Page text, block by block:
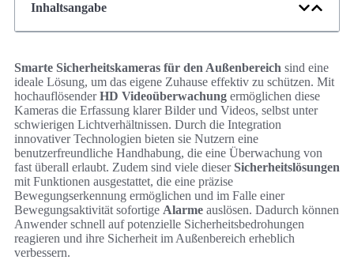
Inhaltsangabe
Smarte Sicherheitskameras für den Außenbereich sind eine
ideale Lösung, um das eigene Zuhause effektiv zu schützen. Mit
hochauflösenderHD Videoüberwachung ermöglichen diese
Kameras die Erfassung klarer Bilder und Videos, selbst unter
schwierigen Lichtverhältnissen. Durch die Integration
innovativer Technologien bieten sie Nutzern eine
benutzerfreundliche Handhabung, die eine Überwachung von
fast überall erlaubt. Zudem sind viele dieserSicherheitslösungen
mit Funktionen ausgestattet, die eine präzise
Bewegungserkennung ermöglichen und im Falle einer
Bewegungsaktivität sofortige Alarme auslösen. Dadurch können
Anwender schnell auf potenzielle Sicherheitsbedrohungen
reagieren und ihre Sicherheit im Außenbereich erheblich
verbessern.